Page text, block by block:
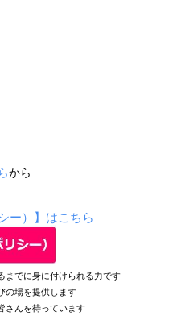
から
ー）】はこちら
でに身に付けられる力です
の場を提供します
さんを待っています